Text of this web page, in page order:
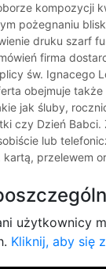
kompozycji
pożegnaniu
druku szarf
firma
św. Ignacego
obejmuje
jak śluby,
czy Dzień Babci.
lub
kartą, przelewem
użytkownicy
Kliknij, aby się